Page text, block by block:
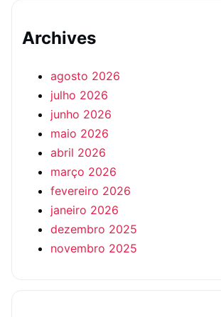
Archives
agosto 2026
julho 2026
junho 2026
maio 2026
abril 2026
março 2026
fevereiro 2026
janeiro 2026
dezembro 2025
novembro 2025